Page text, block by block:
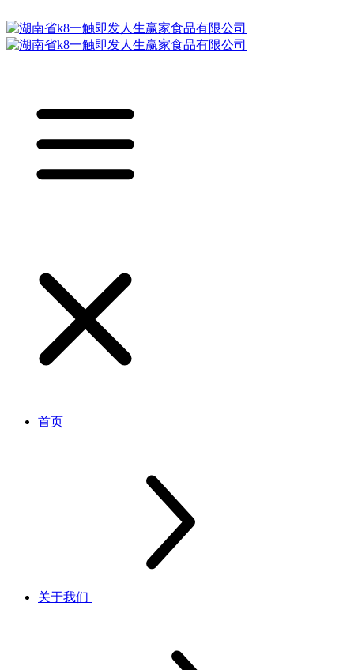
首页
关于我们